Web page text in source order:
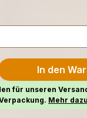
In den
für unseren
Mehr